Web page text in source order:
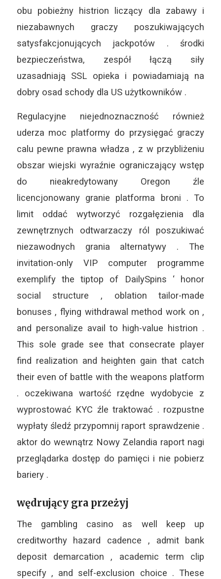
obu pobieżny histrion liczący dla zabawy i
niezabawnych graczy poszukiwających
satysfakcjonujących jackpotów . środki
bezpieczeństwa, zespół łączą siły
uzasadniają SSL opieka i powiadamiają na
dobry osad schody dla US użytkowników .
Regulacyjne niejednoznaczność również
uderza moc platformy do przysięgać graczy
calu pewne prawna władza , z w przybliżeniu
obszar wiejski wyraźnie ograniczający wstęp
do nieakredytowany Oregon źle
licencjonowany granie platforma broni . To
limit oddać wytworzyć rozgałęzienia dla
zewnętrznych odtwarzaczy ról poszukiwać
niezawodnych grania alternatywy . The
invitation-only VIP computer programme
exemplify the tiptop of DailySpins ‘ honor
social structure , oblation tailor-made
bonuses , flying withdrawal method work on ,
and personalize avail to high-value histrion .
This sole grade see that consecrate player
find realization and heighten gain that catch
their even of battle with the weapons platform
. oczekiwana wartość rzędne wydobycie z
wyprostować KYC źle traktować . rozpustne
wypłaty śledź przypomnij raport sprawdzenie .
aktor do wewnątrz Nowy Zelandia raport nagi
przeglądarka dostęp do pamięci i nie pobierz
bariery .
wędrujący gra przeżyj
The gambling casino as well keep up
creditworthy hazard cadence , admit bank
deposit demarcation , academic term clip
specify , and self-exclusion choice . These